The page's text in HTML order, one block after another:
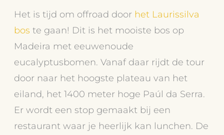
Het is tijd om offroad door het Laurissilva
bos te gaan! Dit is het mooiste bos op
Madeira met eeuwenoude
eucalyptusbomen. Vanaf daar rijdt de tour
door naar het hoogste plateau van het
eiland, het 1400 meter hoge Paúl da Serra.
Er wordt een stop gemaakt bij een
restaurant waar je heerlijk kan lunchen. De